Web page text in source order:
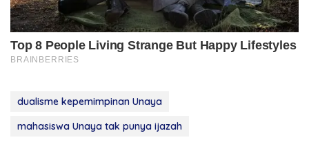
dualisme kepemimpinan Unaya
mahasiswa Unaya tak punya ijazah